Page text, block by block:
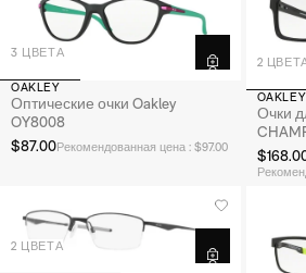
3 ЦВЕТА
OAKLEY
Оптические очки Oakley
OY8008
$87.00Рекомендованная цена : $97.00
2
OAKLEY
Очки
2 ЦВЕТА